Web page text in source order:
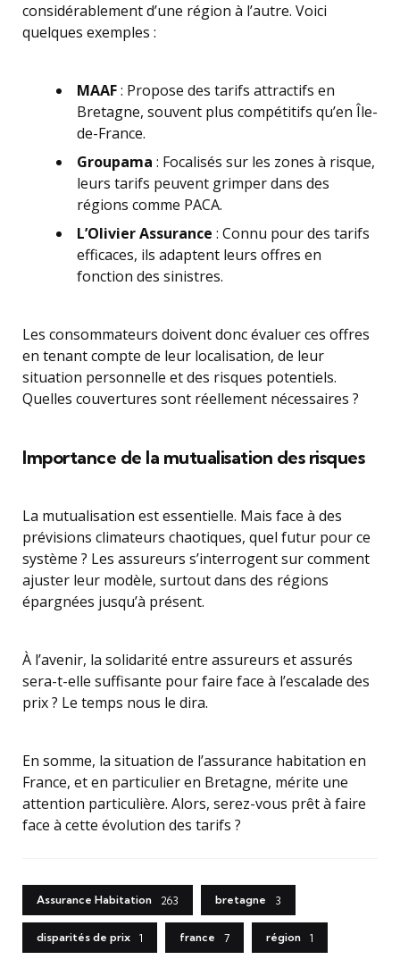
considérablement d’une région à l’autre. Voici
quelques exemples :
MAAF: Propose des tarifs attractifs en
Bretagne, souvent plus compétitifs qu’en Île-
de-France.
Groupama : Focalisés sur les zones à risque,
leurs tarifs peuvent grimper dans des
régions comme PACA.
L’Olivier Assurance : Connu pour des tarifs
efficaces, ils adaptent leurs offres en
fonction des sinistres.
Les consommateurs doivent donc évaluer ces offres
en tenant compte de leur localisation, de leur
situation personnelle et des risques potentiels.
Quelles couvertures sont réellement nécessaires ?
Importance de la mutualisation des risques
La mutualisation est essentielle. Mais face à des
prévisions climateurs chaotiques, quel futur pour ce
système ? Les assureurs s’interrogent sur comment
ajuster leur modèle, surtout dans des régions
épargnées jusqu’à présent.
À l’avenir, la solidarité entre assureurs et assurés
sera-t-elle suffisante pour faire face à l’escalade des
prix ? Le temps nous le dira.
En somme, la situation de l’assurance habitation en
France, et en particulier en Bretagne, mérite une
attention particulière. Alors, serez-vous prêt à faire
face à cette évolution des tarifs ?
Assurance Habitation 263 bretagne 3
disparités de prix 1 france 7 région 1